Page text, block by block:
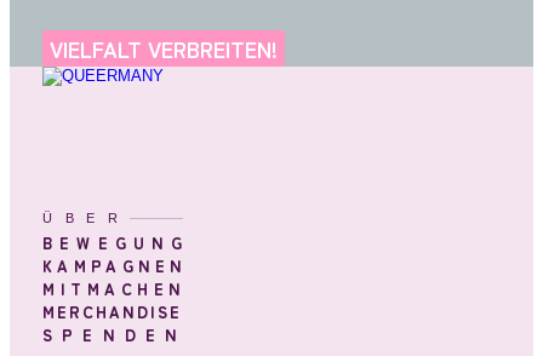
VIELFALT VERBREITEN!
ÜBER
BEWEGUNG
KAMPAGNEN
MITMACHEN
MERCHANDISE
SPENDEN